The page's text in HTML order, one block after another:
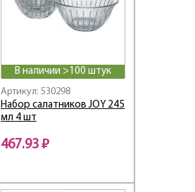
В наличии >100 штук
Артикул: 530298
Набор салатников JOY 245
мл 4 шт
467.93 ₽